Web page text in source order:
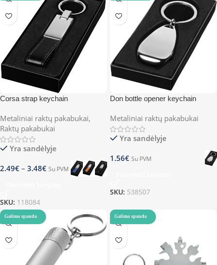
Corsa strap keychain
Metaliniai raktų pakabukai,
Raktų pakabukai
Yra sandėlyje
2.49€ – 3.48€ Su PVM
SKU: 118084
Don bottle opener keychain
Metaliniai raktų pakabukai
Yra sandėlyje
1.56€ Su PVM
SKU: 538507
Galima spauda Galima spauda